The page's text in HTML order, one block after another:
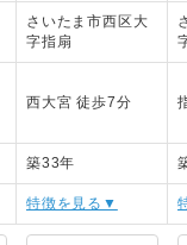
さいたま市西区大
字指扇
西大宮 徒歩7分
築33年
特徴を見る▼